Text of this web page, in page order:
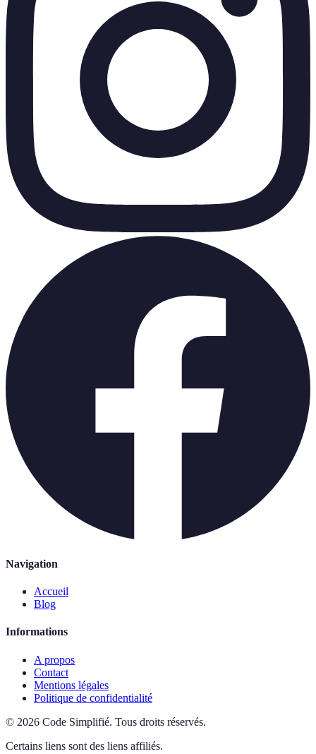
Navigation
Accueil
Blog
Informations
A propos
Contact
Mentions légales
Politique de confidentialité
© 2026 Code Simplifié. Tous droits réservés.
Certains liens sont des liens affiliés.